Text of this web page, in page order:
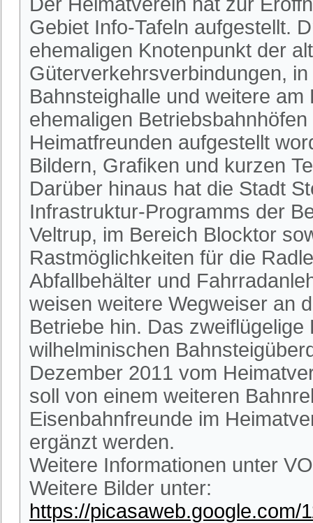
Gebiet Info-Tafeln aufgestellt.
ehemaligen Knotenpunkt der
Güterverkehrsverbindungen,
Bahnsteighalle und weitere
ehemaligen
Heimatfreunden aufgestellt
Bildern, Grafiken und kurzen
Darüber hinaus hat die Stadt
Infrastruktur-Programms der
Veltrup, im Bereich Blocktor
Rastmöglichkeiten für die
Abfallbehälter und
weisen weitere Wegweiser an
Betriebe hin. Das
wilhelminischen
Dezember 2011 vom
soll von einem weiteren
Eisenbahnfreunde im
ergänzt werden.
Weitere Informationen unter
Weitere Bilder unter:
https://picasaweb.google.com/